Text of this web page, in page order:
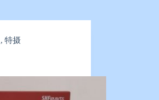
,特摄